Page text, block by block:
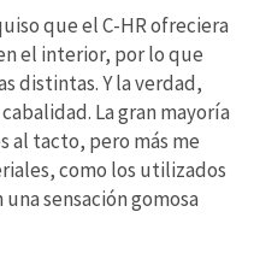
que el C-HR ofreciera
el interior, por lo que
distintas. Y la verdad,
La gran mayoría
al tacto, pero más me
como los utilizados
sensación gomosa